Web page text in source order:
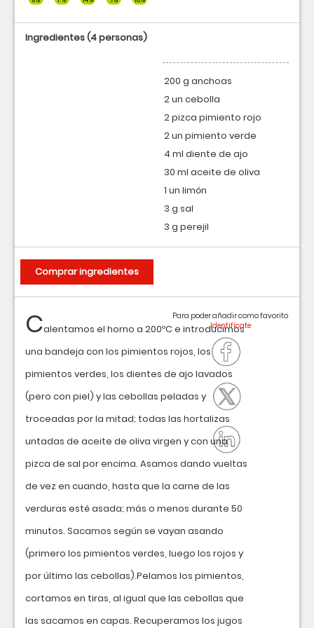
Calentamos el horno a 200ºC e introducimos
una bandeja con los pimientos rojos, los
pimientos verdes, los dientes de ajo lavados
(pero con piel) y las cebollas peladas y
troceadas por la mitad; todas las hortalizas
untadas de aceite de oliva virgen y con una
pizca de sal por encima. Asamos dando vueltas
de vez en cuando, hasta que la carne de las
verduras esté asada; más o menos durante 50
minutos. Sacamos según se vayan asando
(primero los pimientos verdes, luego los rojos y
por último las cebollas).Pelamos los pimientos,
cortamos en tiras, al igual que las cebollas que
las sacamos en capas. Recuperamos los jugos
Para poder añadir como favorito
Ingredientes(4 personas)
200 g anchoas
2 un cebolla
2 pizca pimiento rojo
2 un pimiento verde
4 ml diente de ajo
30 ml aceite de oliva
1 un limón
3 g sal
3 g perejil
Comprar ingredientes